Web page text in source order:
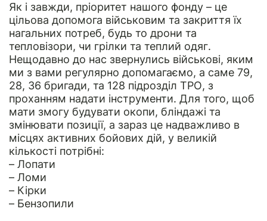
Як і завжди, пріоритет нашого фонду – це
цільова допомога військовим та закриття їх
нагальних потреб, будь то дрони та
тепловізори, чи грілки та теплий одяг.
Нещодавно до нас звернулись військові, яким
ми з вами регулярно допомагаємо, а саме 79,
28, 36 бригади, та 128 підрозділ ТРО, з
проханням надати інструменти. Для того, щоб
мати змогу будувати окопи, бліндажі та
змінювати позиції, а зараз це надважливо в
місцях активних бойових дій, у великій
кількості потрібні:
– Лопати
– Ломи
– Кірки
– Бензопили